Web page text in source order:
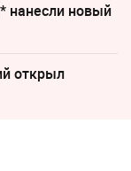
нанесли новый
открыл